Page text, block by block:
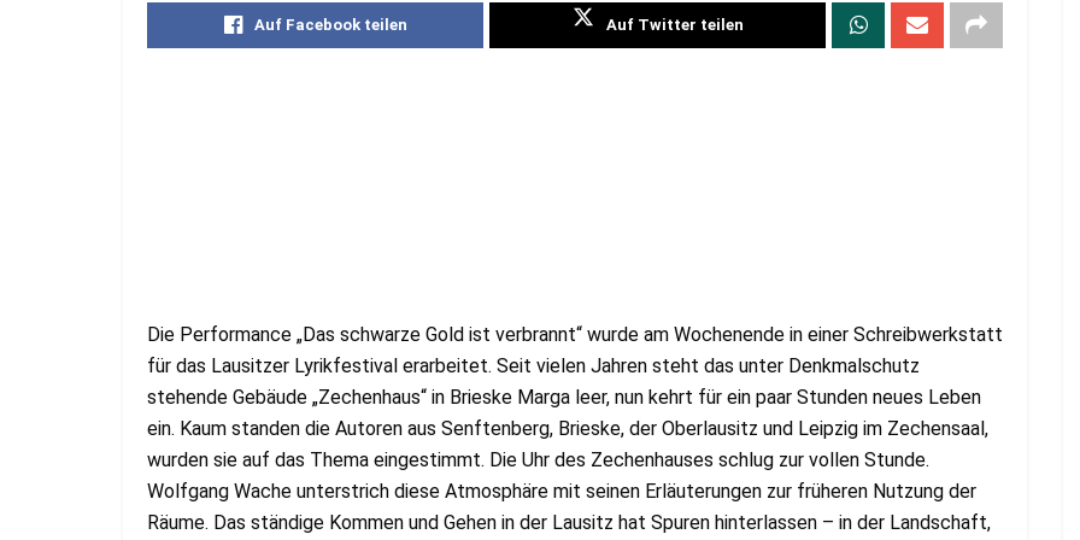
Auf Facebook teilen Auf Twitter teilen
Die Performance „Das schwarze Gold ist verbrannt“ wurde am Wochenende in einer Schreibwerkstatt
für das Lausitzer Lyrikfestival erarbeitet. Seit vielen Jahren steht das unter Denkmalschutz
stehende Gebäude „Zechenhaus“ in Brieske Marga leer, nun kehrt für ein paar Stunden neues Leben
ein. Kaum standen die Autoren aus Senftenberg, Brieske, der Oberlausitz und Leipzig im Zechensaal,
wurden sie auf das Thema eingestimmt. Die Uhr des Zechenhauses schlug zur vollen Stunde.
Wolfgang Wache unterstrich diese Atmosphäre mit seinen Erläuterungen zur früheren Nutzung der
Räume. Das ständige Kommen und Gehen in der Lausitz hat Spuren hinterlassen – in der Landschaft,